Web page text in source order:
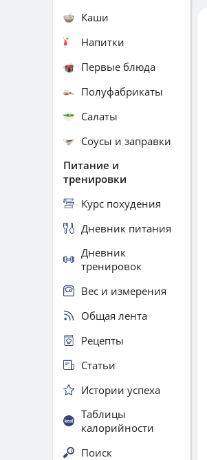
Каши
Напитки
Первые блюда
Полуфабрикаты
Салаты
Соусы и заправки
Питание и
тренировки
Курс похудения
Дневник питания
Дневник
тренировок
Вес и измерения
Общая лента
Рецепты
Статьи
Истории успеха
Таблицы
калорийности
Поиск